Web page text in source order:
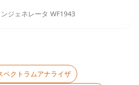
ジェネレータ WF1943
ペクトラムアナライザ